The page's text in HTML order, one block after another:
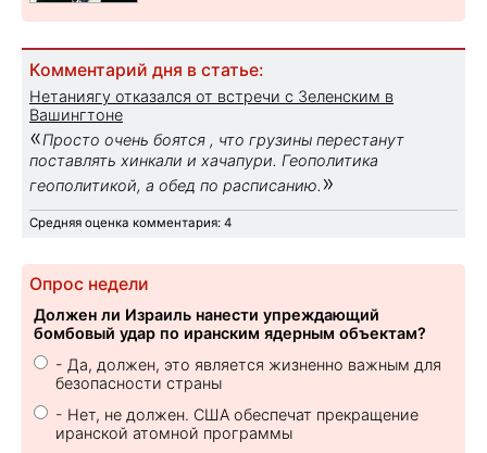
Комментарий дня в статье:
Нетаниягу отказался от встречи с Зеленским в
Вашингтоне
«Просто очень боятся , что грузины перестанут
поставлять хинкали и хачапури. Геополитика
геополитикой, а обед по расписанию. »
Средняя оценка комментария: 4
Опрос недели
Должен ли Израиль нанести упреждающий
бомбовый удар по иранским ядерным объектам?
- Да, должен, это является жизненно важным для
безопасности страны
- Нет, не должен. США обеспечат прекращение
иранской атомной программы